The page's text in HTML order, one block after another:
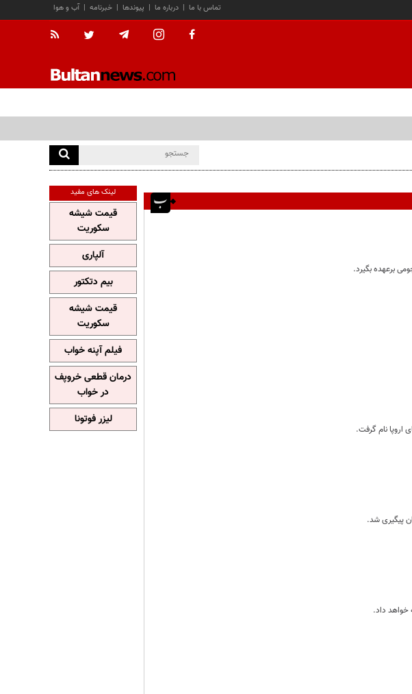
آب و هوا | خبرنامه | پیوندها | درباره ما | تماس با ما
برعهده بگیرد.
اروپا نام گرفت.
خواهد داد.
لینک های مفید
قیمت شیشه
سکوریت
آلپاری
بیم دتکتور
قیمت شیشه
سکوریت
فیلم آپنه خواب
درمان قطعی خروپف
در خواب
لیزر فوتونا